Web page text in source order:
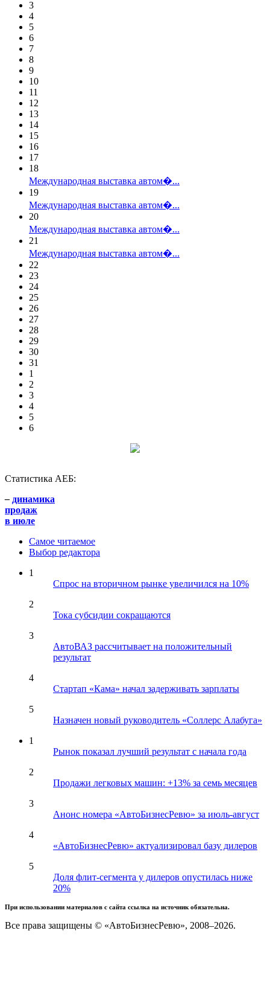
3
4
5
6
7
8
9
10
11
12
13
14
15
16
17
18
Международная выставка автом�...
19
Международная выставка автом�...
20
Международная выставка автом�...
21
Международная выставка автом�...
22
23
24
25
26
27
28
29
30
31
1
2
3
4
5
6
Статистика АЕБ:
– динамика
продаж
в июле
Самое читаемое
Выбор редактора
1
Спрос на вторичном рынке увеличился на 10%
2
Тока субсидии сокращаются
3
АвтоВАЗ рассчитывает на положительный
результат
4
Стартап «Кама» начал задерживать зарплаты
5
Назначен новый руководитель «Соллерс Алабуга»
1
Рынок показал лучший результат с начала года
2
Продажи легковых машин: +13% за семь месяцев
3
Анонс номера «АвтоБизнесРевю» за июль-август
4
«АвтоБизнесРевю» актуализировал базу дилеров
5
Доля флит-сегмента у дилеров опустилась ниже
20%
При использовании материалов с сайта ссылка на источник обязательна.
Все права защищены © «АвтоБизнесРевю», 2008–2026.